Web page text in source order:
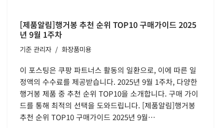
[제품알림]행거봉 추천 순위 TOP10 구매가이드 2025
년 9월 1주차
기준 관리자 화장품미용
이 포스팅은 쿠팡 파트너스 활동의 일환으로, 이에 따른 일
정액의 수수료를 제공받습니다. 2025년 9월 1주차, 다양한
행거봉 제품 중 추천 순위 TOP10을 소개합니다. 구매 가이
드를 통해 최적의 선택을 도와드립니다. [제품알림]행거봉
추천 순위 TOP10 구매가이드 2025년 9월…